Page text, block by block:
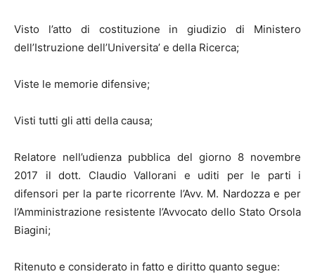
Visto l’atto di costituzione in giudizio di Ministero
dell’Istruzione dell’Universita’ e della Ricerca;
Viste le memorie difensive;
Visti tutti gli atti della causa;
Relatore nell’udienza pubblica del giorno 8 novembre
2017 il dott. Claudio Vallorani e uditi per le parti i
difensori per la parte ricorrente l’Avv. M. Nardozza e per
l’Amministrazione resistente l’Avvocato dello Stato Orsola
Biagini;
Ritenuto e considerato in fatto e diritto quanto segue: